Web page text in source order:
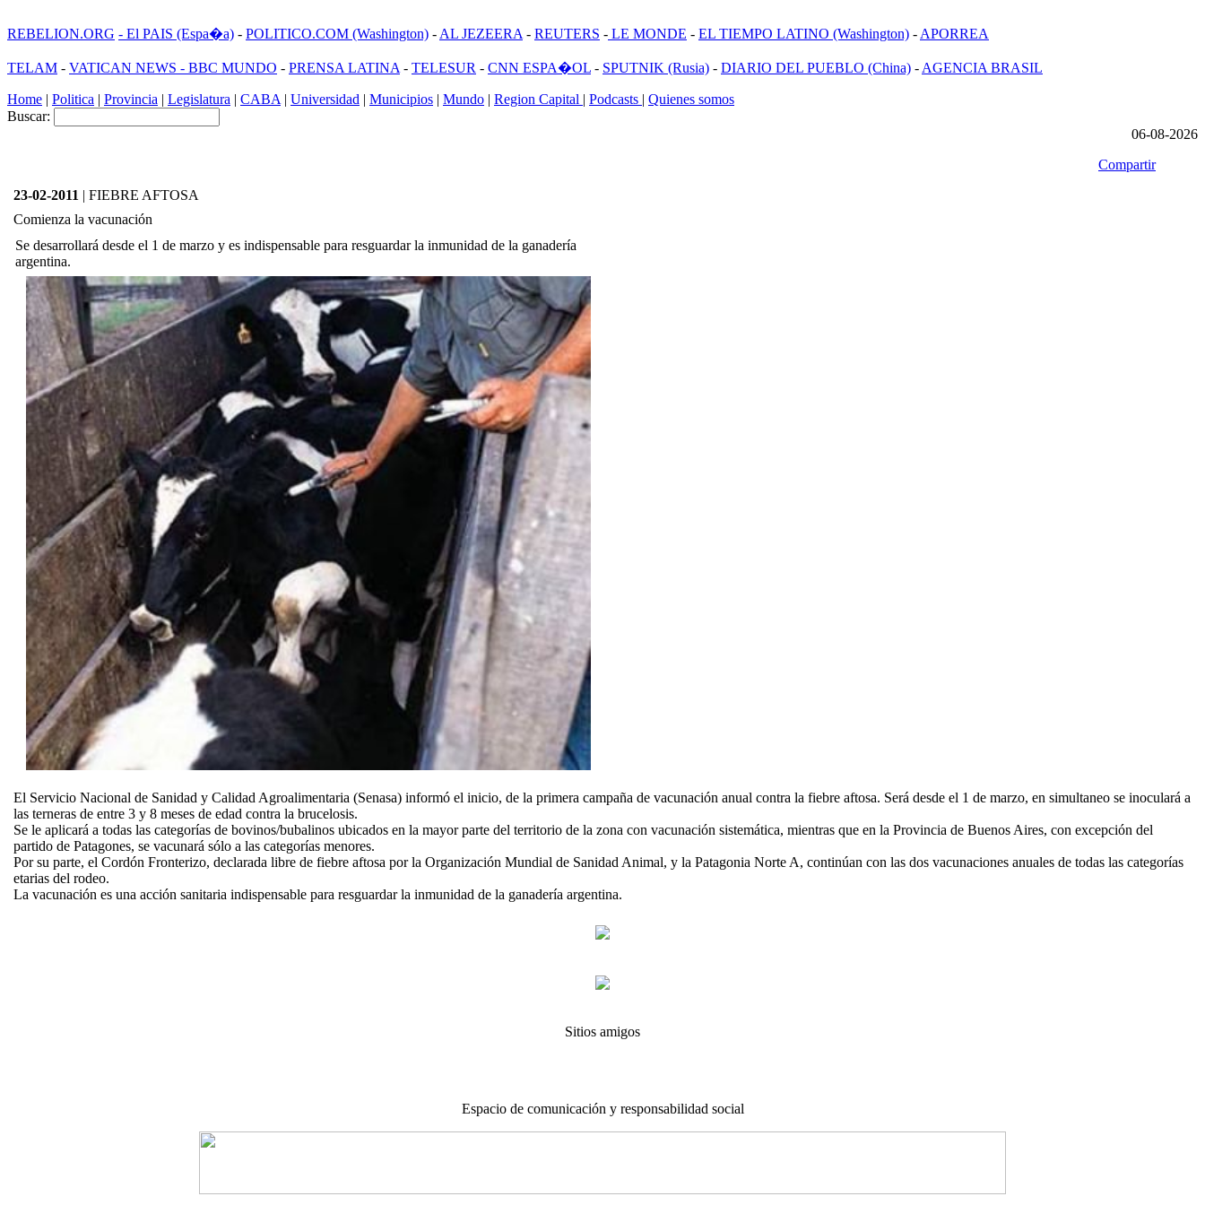
REBELION.ORG - El PAIS (Espa�a) - POLITICO.COM (Washington) - AL JEZEERA - REUTERS - LE MONDE - EL TIEMPO LATINO (Washington) - APORREA
TELAM - VATICAN NEWS - BBC MUNDO - PRENSA LATINA - TELESUR - CNN ESPA�OL - SPUTNIK (Rusia) - DIARIO DEL PUEBLO (China) - AGENCIA BRASIL
Home | Politica | Provincia | Legislatura | CABA | Universidad | Municipios | Mundo | Region Capital | Podcasts | Quienes somos
Buscar:
06-08-2026
Compartir
23-02-2011 | FIEBRE AFTOSA
Comienza la vacunación
Se desarrollará desde el 1 de marzo y es indispensable para resguardar la inmunidad de la ganadería
argentina.
El Servicio Nacional de Sanidad y Calidad Agroalimentaria (Senasa) informó el inicio, de la primera campaña de vacunación anual contra la fiebre aftosa. Será desde el 1 de marzo, en simultaneo se inoculará a
las terneras de entre 3 y 8 meses de edad contra la brucelosis.
Se le aplicará a todas las categorías de bovinos/bubalinos ubicados en la mayor parte del territorio de la zona con vacunación sistemática, mientras que en la Provincia de Buenos Aires, con excepción del
partido de Patagones, se vacunará sólo a las categorías menores.
Por su parte, el Cordón Fronterizo, declarada libre de fiebre aftosa por la Organización Mundial de Sanidad Animal, y la Patagonia Norte A, continúan con las dos vacunaciones anuales de todas las categorías
etarias del rodeo.
La vacunación es una acción sanitaria indispensable para resguardar la inmunidad de la ganadería argentina.
Sitios amigos
Espacio de comunicación y responsabilidad social